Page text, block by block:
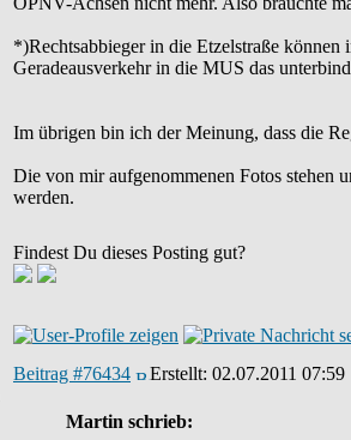
*)Rechtsabbieger in die Etzelstraße
Geradeausverkehr in die MUS das
Im übrigen bin ich der Meinung, dass die
Die von mir aufgenommenen Fotos stehen
werden.
Findest Du dieses Posting gut?
Beitrag #76434 Erstellt: 02.07.2011 07:59
Martin schrieb: